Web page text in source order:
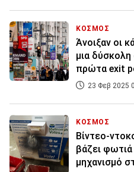
ΚΟΣΜΟΣ
Άνοιξαν οι
μια δύσκολη
πρώτα exit
23 Φεβ 2025
ΚΟΣΜΟΣ
Βίντεο-
βάζει
μηχανισμό